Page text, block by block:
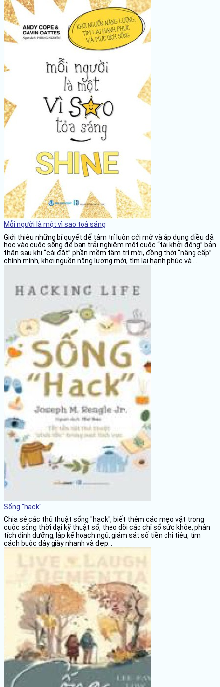
Mỗi người là một vì sao toả sáng
Giới thiệu những bí quyết để tâm trí luôn cởi mở và áp dụng điều đã
học vào cuộc sống để bạn trải nghiệm một cuộc “tái khởi động” bản
thân sau khi “cài đặt” phần mềm tâm trí mới, đồng thời “nâng cấp”
chính mình, khơi nguồn năng lượng mới, tìm lại hạnh phúc và ...
Sống "hack"
Chia sẻ các thủ thuật sống "hack", biết thêm các mẹo vặt trong
cuộc sống thời đại kỹ thuật số, theo dõi các chỉ số sức khỏe, phân
tích dinh dưỡng, lập kế hoạch ngủ, giám sát số tiền chi tiêu, tìm
cách buộc dây giày nhanh và đẹp...